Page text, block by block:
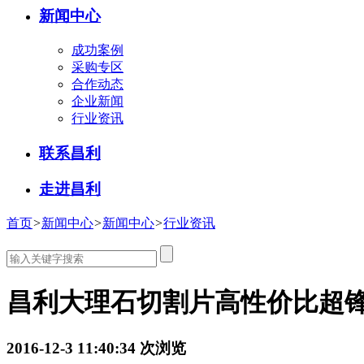
新闻中心
成功案例
采购专区
合作动态
企业新闻
行业资讯
联系昌利
走进昌利
首页>新闻中心>新闻中心>行业资讯
昌利大理石切割片高性价比超
2016-12-3 11:40:34 次浏览